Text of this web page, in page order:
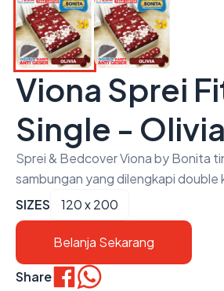
Viona Sprei
Single - Olivia
Sprei & Bedcover Viona by Bonita
sambungan yang dilengkapi double
SIZES
120 x 200
Belanja Sekarang
Share